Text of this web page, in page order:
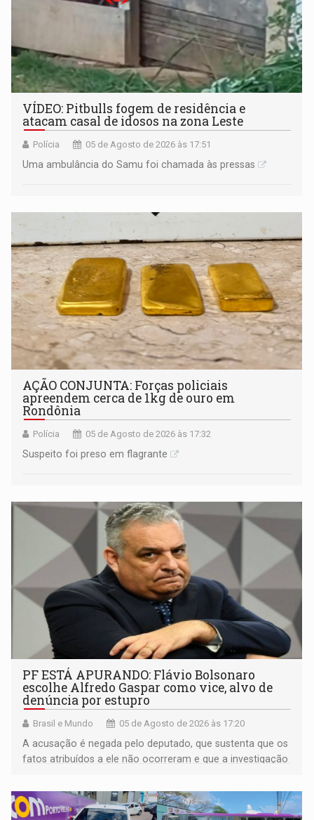
VÍDEO: Pitbulls fogem de residência e
atacam casal de idosos na zona Leste
Polícia 05 de Agosto de 2026 às 17:51
Uma ambulância do Samu foi chamada às pressas
AÇÃO CONJUNTA: Forças policiais
apreendem cerca de 1kg de ouro em
Rondônia
Polícia 05 de Agosto de 2026 às 17:32
Suspeito foi preso em flagrante
PF ESTÁ APURANDO: Flávio Bolsonaro
escolhe Alfredo Gaspar como vice, alvo de
denúncia por estupro
Brasil e Mundo 05 de Agosto de 2026 às 17:20
A acusação é negada pelo deputado, que sustenta que os
fatos atribuídos a ele não ocorreram e que a investigação